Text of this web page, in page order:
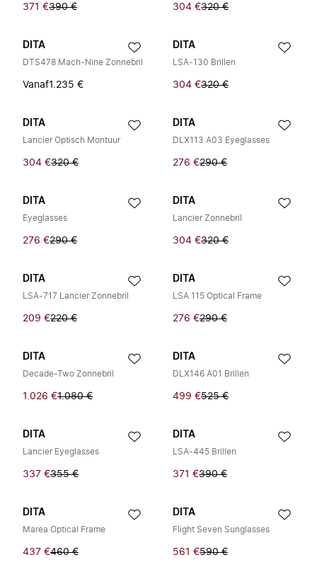
371 €390 € 304 €320 €
DITA
DTS478 Mach-Nine Zonnebril
Vanaf1.235 €
DITA
LSA-130 Brillen
304 €320 €
DITA
Lancier Optisch Montuur
304 €320 €
DITA
DLX113 A03 Eyeglasses
276 €290 €
DITA
Eyeglasses
276 €290 €
DITA
Lancier Zonnebril
304 €320 €
DITA
LSA-717 Lancier Zonnebril
209 €220 €
DITA
LSA 115 Optical Frame
276 €290 €
DITA
Decade-Two Zonnebril
1.026 €1.080 €
DITA
DLX146 A01 Brillen
499 €525 €
DITA
Lancier Eyeglasses
337 €355 €
DITA
LSA-445 Brillen
371 €390 €
DITA
Marea Optical Frame
437 €460 €
DITA
Flight Seven Sunglasses
561 €590 €